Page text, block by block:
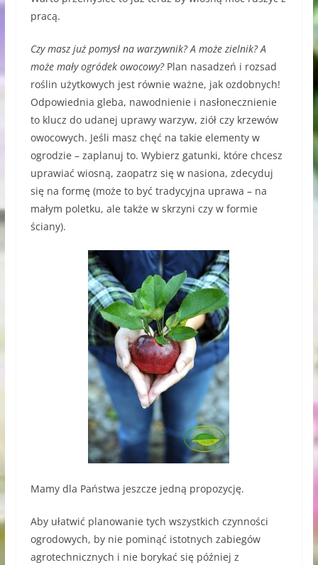
pracą.
Czy masz już pomysł na warzywnik? A może zielnik? A
może mały ogródek owocowy?Plan nasadzeń i rozsad
roślin użytkowych jest równie ważne, jak ozdobnych!
Odpowiednia gleba, nawodnienie i nasłonecznienie
to klucz do udanej uprawy warzyw, ziół czy krzewów
owocowych. Jeśli masz chęć na takie elementy w
ogrodzie – zaplanuj to. Wybierz gatunki, które chcesz
uprawiać wiosną, zaopatrz się w nasiona, zdecyduj
się na formę (może to być tradycyjna uprawa – na
małym poletku, ale także w skrzyni czy w formie
ściany).
Mamy dla Państwa jeszcze jedną propozycję.
Aby ułatwić planowanie tych wszystkich czynności
ogrodowych, by nie pominąć istotnych zabiegów
agrotechnicznych i nie borykać się później z